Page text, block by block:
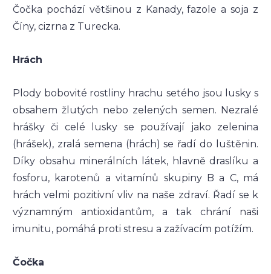
Čočka pochází většinou z Kanady, fazole a soja z
Číny, cizrna z Turecka.
Hrách
Plody bobovité rostliny hrachu setého jsou lusky s
obsahem žlutých nebo zelených semen. Nezralé
hrášky či celé lusky se používají jako zelenina
(hrášek), zralá semena (hrách) se řadí do luštěnin.
Díky obsahu minerálních látek, hlavně draslíku a
fosforu, karotenů a vitamínů skupiny B a C, má
hrách velmi pozitivní vliv na naše zdraví. Řadí se k
významným antioxidantům, a tak chrání naši
imunitu, pomáhá proti stresu a zažívacím potížím.
Čočka